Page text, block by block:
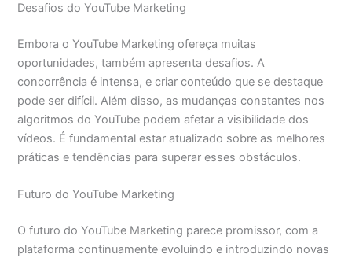
Desafios do YouTube Marketing
Embora o YouTube Marketing ofereça muitas
oportunidades, também apresenta desafios. A
concorrência é intensa, e criar conteúdo que se destaque
pode ser difícil. Além disso, as mudanças constantes nos
algoritmos do YouTube podem afetar a visibilidade dos
vídeos. É fundamental estar atualizado sobre as melhores
práticas e tendências para superar esses obstáculos.
Futuro do YouTube Marketing
O futuro do YouTube Marketing parece promissor, com a
plataforma continuamente evoluindo e introduzindo novas